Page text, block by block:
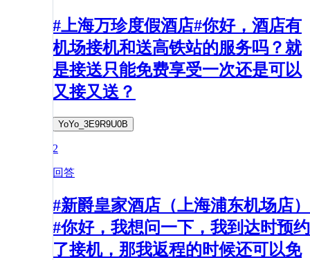
#上海万珍度假酒店#你好，酒店有
机场接机和送高铁站的服务吗？就
是接送只能免费享受一次还是可以
又接又送？
YoYo_3E9R9U0B
2
回答
#新爵皇家酒店（上海浦东机场店）
#你好，我想问一下，我到达时预约
了接机，那我返程的时候还可以免